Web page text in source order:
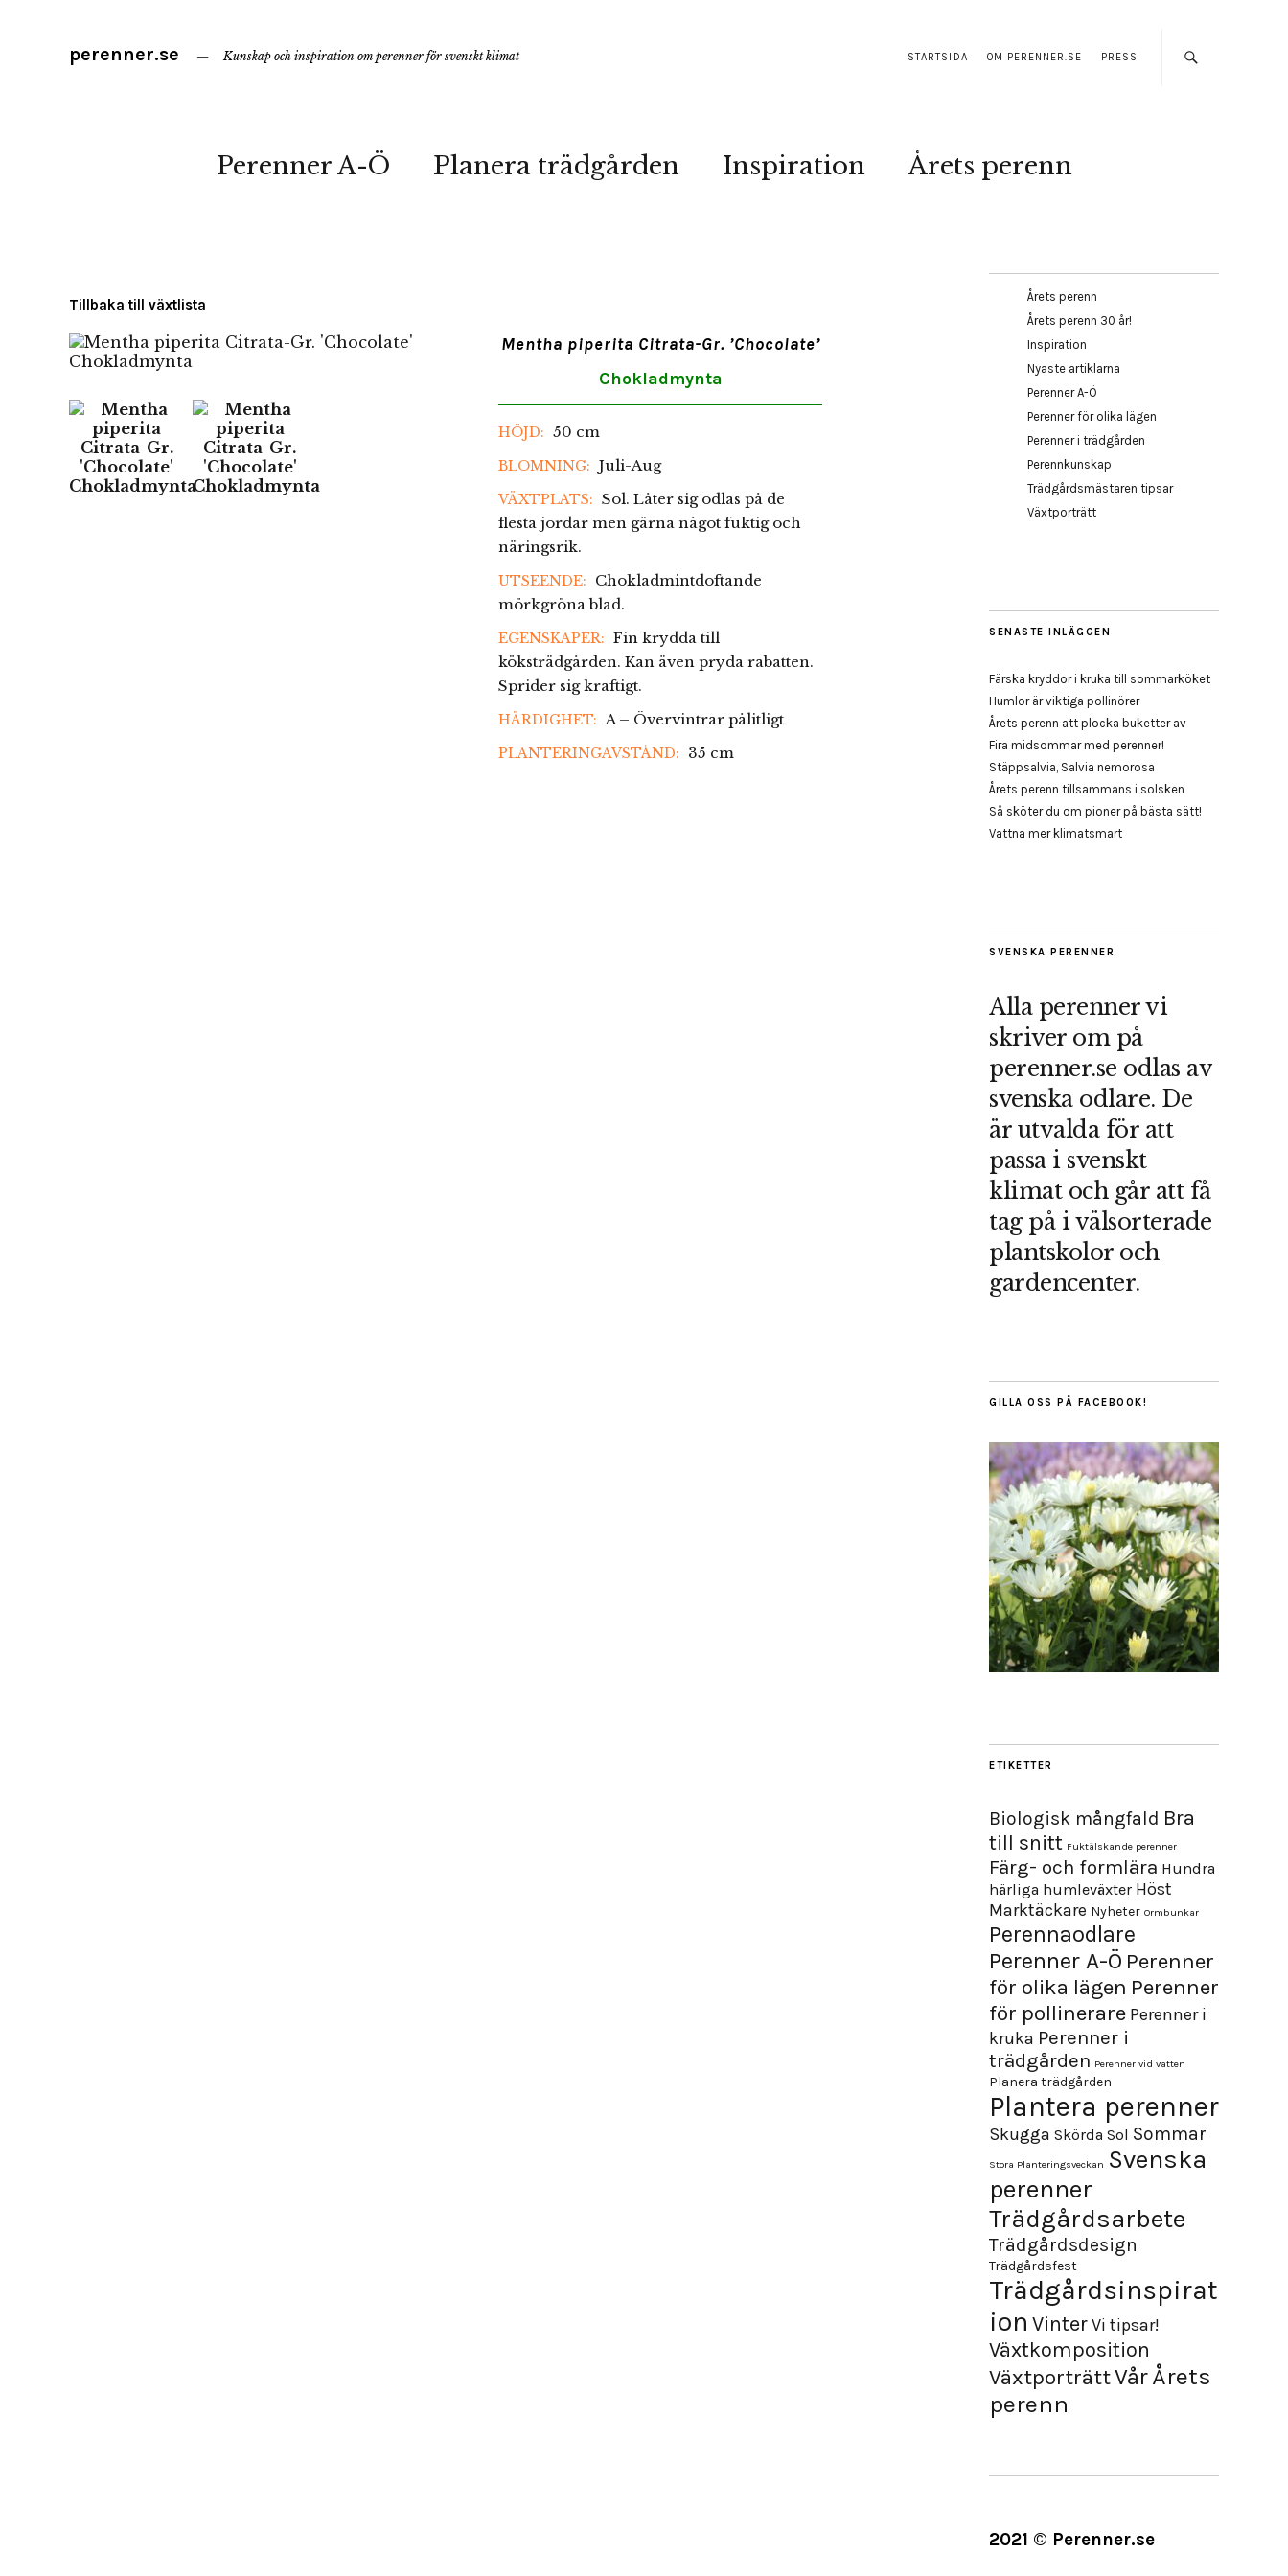
STARTSIDA OM PERENNER.SE PRESS
perenner.se Kunskap och inspiration om perenner för svenskt klimat
Perenner A-Ö Planera trädgården Inspiration Årets perenn
Tillbaka till växtlista
Mentha piperita Citrata-Gr. ’Chocolate’
Chokladmynta
HÖJD: 50 cm
BLOMNING: Juli-Aug
VÄXTPLATS: Sol. Låter sig odlas på de
flesta jordar men gärna något fuktig och
näringsrik.
UTSEENDE:
Chokladmintdoftande
mörkgröna blad.
EGENSKAPER: Fin krydda till
köksträdgården. Kan även pryda rabatten.
Sprider sig kraftigt.
HÄRDIGHET: A – Övervintrar pålitligt
PLANTERINGAVSTÅND: 35 cm
Årets perenn
Årets perenn 30 år!
Inspiration
Nyaste artiklarna
Perenner A-Ö
Perenner för olika lägen
Perenner i trädgården
Perennkunskap
Trädgårdsmästaren tipsar
Växtporträtt
SENASTE INLÄGGEN
Färska kryddor i kruka till sommarköket
Humlor är viktiga pollinörer
Årets perenn att plocka buketter av
Fira midsommar med perenner!
Stäppsalvia, Salvia nemorosa
Årets perenn tillsammans i solsken
Så sköter du om pioner på bästa sätt!
Vattna mer klimatsmart
SVENSKA PERENNER
Alla perenner vi
skriver om på
perenner.se odlas av
svenska odlare. De
är utvalda för att
passa i svenskt
klimat och går att få
tag på i välsorterade
plantskolor och
gardencenter.
GILLA OSS PÅ FACEBOOK!
ETIKETTER
Biologisk mångfald Bra
till snitt Fuktälskande perenner
Färg- och formlära Hundra
härliga humleväxter Höst
Marktäckare Nyheter Ormbunkar
Perennaodlare
Perenner A-Ö Perenner
för olika lägen Perenner
för pollinerare Perenner i
kruka Perenner i
trädgården Perenner vid vatten
Planera trädgården
Plantera perenner
Skugga Skörda Sol Sommar
Stora Planteringsveckan Svenska
perenner
Trädgårdsarbete
Trädgårdsdesign
Trädgårdsfest
Trädgårdsinspirat
ion VinterVi tipsar!
Växtkomposition
VäxtporträttVårÅrets
perenn
2021 © Perenner.se